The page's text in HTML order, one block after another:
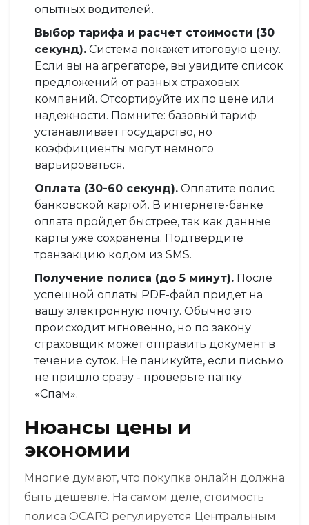
опытных водителей.
Выбор тарифа и расчет стоимости (30
секунд). Система покажет итоговую цену.
Если вы на агрегаторе, вы увидите список
предложений от разных страховых
компаний. Отсортируйте их по цене или
надежности. Помните: базовый тариф
устанавливает государство, но
коэффициенты могут немного
варьироваться.
Оплата (30-60 секунд). Оплатите полис
банковской картой. В интернете-банке
оплата пройдет быстрее, так как данные
карты уже сохранены. Подтвердите
транзакцию кодом из SMS.
Получение полиса (до 5 минут). После
успешной оплаты PDF-файл придет на
вашу электронную почту. Обычно это
происходит мгновенно, но по закону
страховщик может отправить документ в
течение суток. Не паникуйте, если письмо
не пришло сразу - проверьте папку
«Спам».
Нюансы цены и
экономии
Многие думают, что покупка онлайн должна
быть дешевле. На самом деле, стоимость
полиса ОСАГО регулируется Центральным